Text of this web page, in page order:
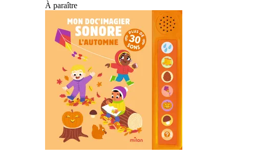
À paraître